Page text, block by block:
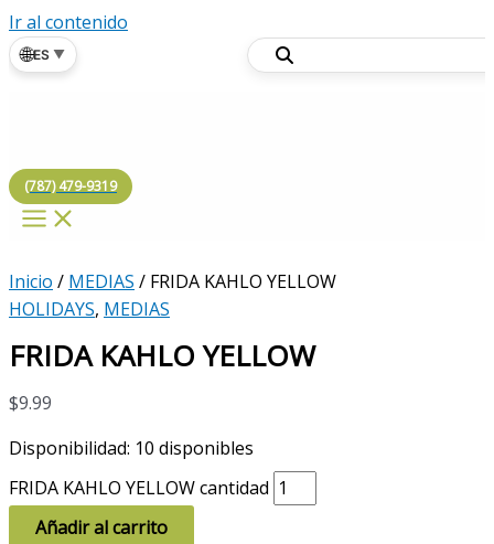
Ir al contenido
🌐ES ▼
(787) 479-9319
Inicio / MEDIAS / FRIDA KAHLO YELLOW
HOLIDAYS, MEDIAS
FRIDA KAHLO YELLOW
$9.99
Disponibilidad: 10 disponibles
FRIDA KAHLO YELLOW cantidad
Añadir al carrito